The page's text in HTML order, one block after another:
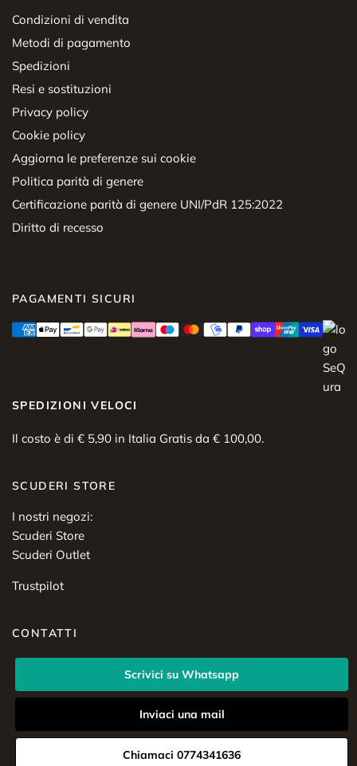
Condizioni di vendita
Metodi di pagamento
Spedizioni
Resi e sostituzioni
Privacy policy
Cookie policy
Aggiorna le preferenze sui cookie
Politica parità di genere
Certificazione parità di genere UNI/PdR 125:2022
Diritto di recesso
PAGAMENTI SICURI
SPEDIZIONI VELOCI
Il costo è di € 5,90 in Italia Gratis da € 100,00.
SCUDERI STORE
I nostri negozi:
Scuderi Store
Scuderi Outlet
Trustpilot
CONTATTI
Scrivici su Whatsapp
Inviaci una mail
Chiamaci 0774341636